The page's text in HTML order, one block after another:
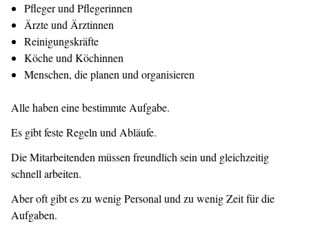
Pfleger und Pflegerinnen
Ärzte und Ärztinnen
Reinigungskräfte
Köche und Köchinnen
Menschen, die planen und organisieren
Alle haben eine bestimmte Aufgabe.
Es gibt feste Regeln und Abläufe.
Die Mitarbeitenden müssen freundlich sein und gleichzeitig
schnell arbeiten.
Aber oft gibt es zu wenig Personal und zu wenig Zeit für die
Aufgaben.